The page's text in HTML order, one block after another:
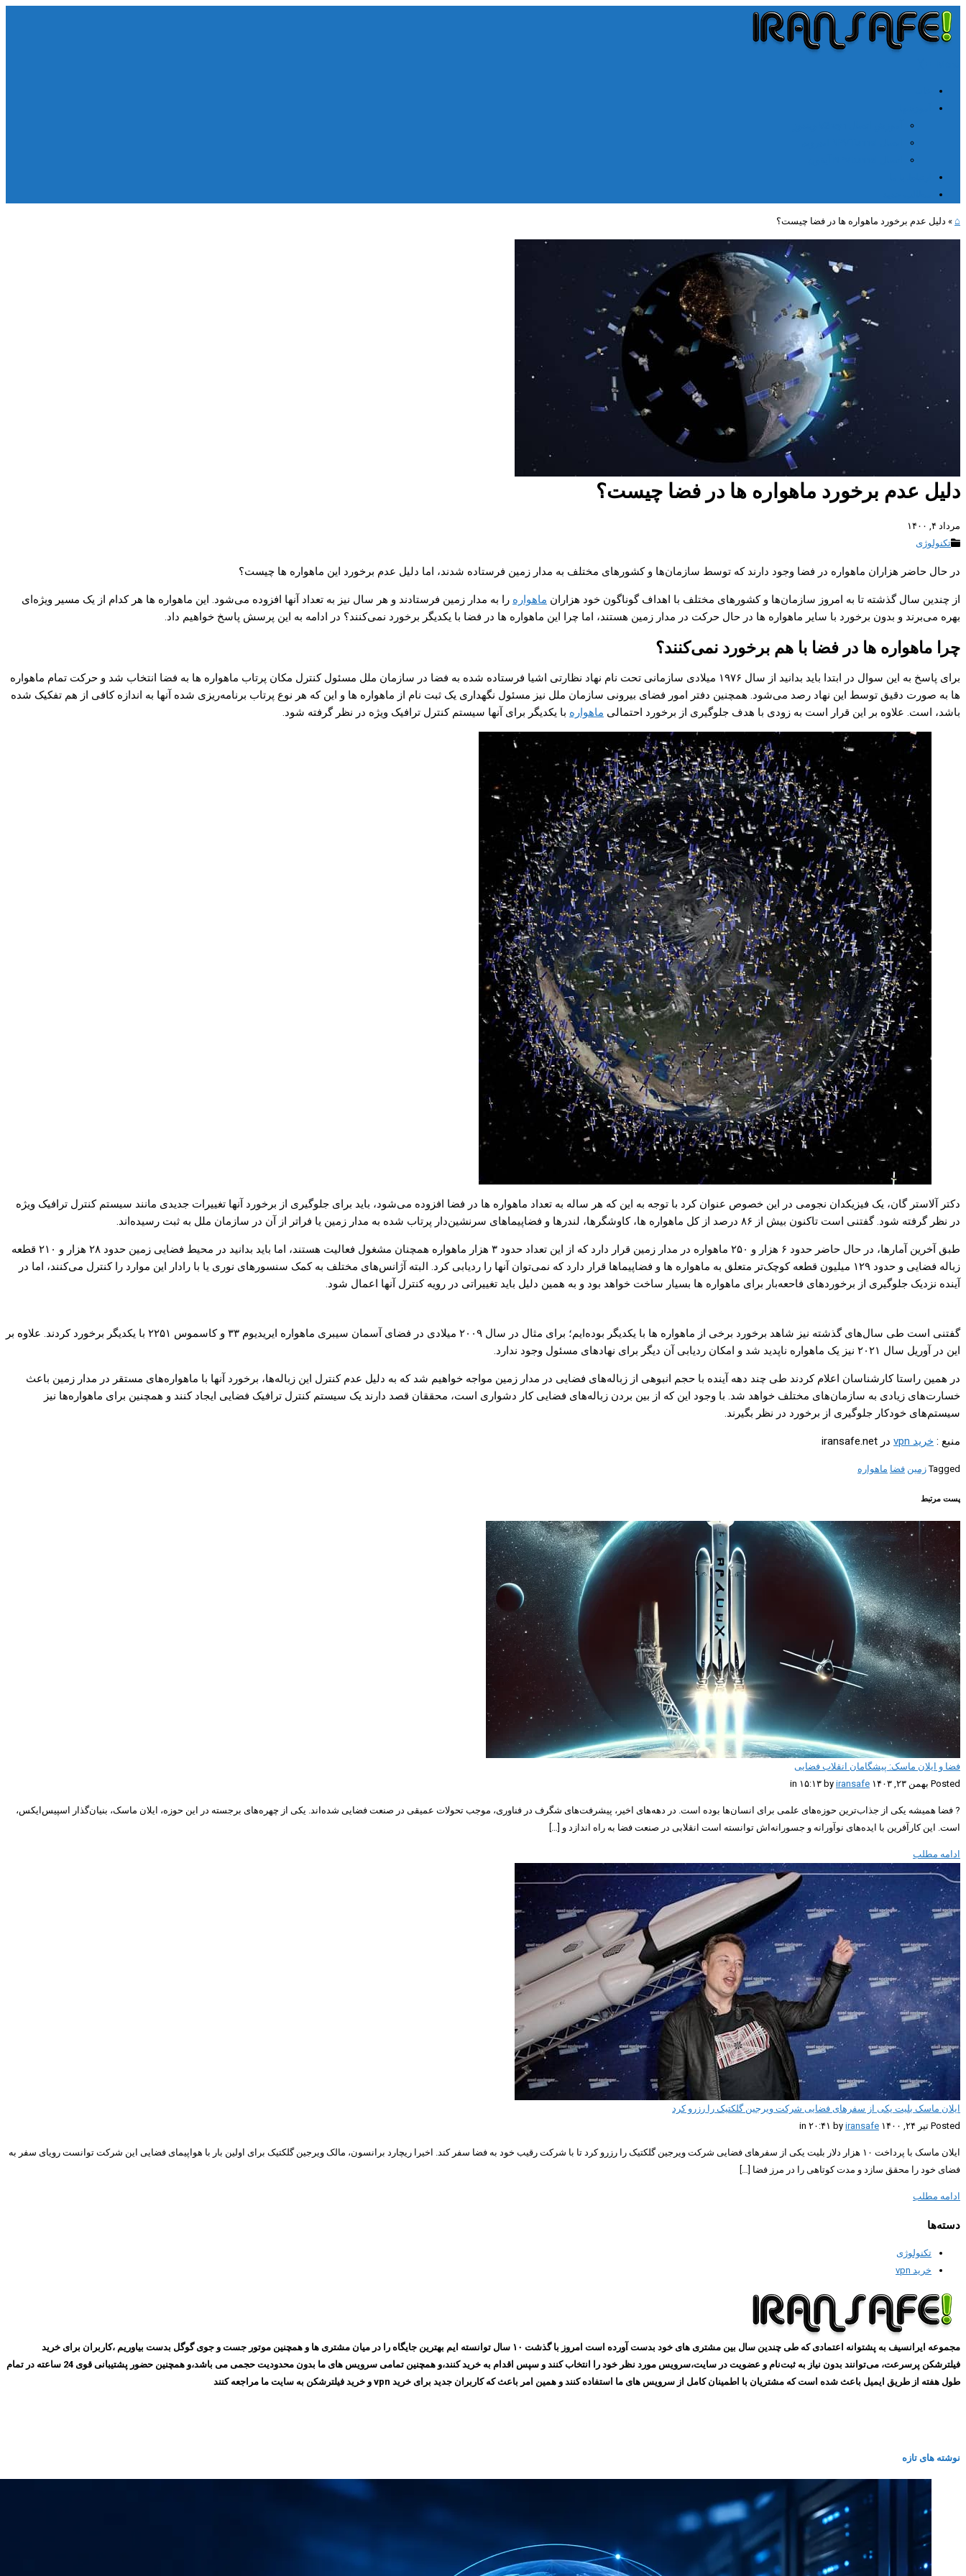
⌂
» دلیل عدم برخورد ماهواره ها در فضا چیست؟
دلیل عدم برخورد ماهواره ها در فضا چیست؟
مرداد ۴, ۱۴۰۰
تکنولوژی
در حال حاضر هزاران ماهواره در فضا وجود دارند که توسط سازمان‌ها و کشورهای مختلف به مدار زمین فرستاده شدند، اما دلیل عدم برخورد این ماهواره ها چیست؟
از چندین سال گذشته تا به امروز سازمان‌ها و کشورهای مختلف با اهداف گوناگون خود هزاران ماهواره را به مدار زمین فرستادند و هر سال نیز به تعداد آنها افزوده می‌شود. این ماهواره ها هر کدام از یک مسیر ویژه‌ای
بهره می‌برند و بدون برخورد با سایر ماهواره ها در حال حرکت در مدار زمین هستند، اما چرا این ماهواره ها در فضا با یکدیگر برخورد نمی‌کنند؟ در ادامه به این پرسش پاسخ خواهیم داد.
چرا ماهواره ها در فضا با هم برخورد نمی‌کنند؟
برای پاسخ به این سوال در ابتدا باید بدانید از سال ۱۹۷۶ میلادی سازمانی تحت نام نهاد نظارتی اشیا فرستاده شده به فضا در سازمان ملل مسئول کنترل مکان پرتاب ماهواره ها به فضا انتخاب شد و حرکت تمام ماهواره
ها به صورت دقیق توسط این نهاد رصد می‌شود. همچنین دفتر امور فضای بیرونی سازمان ملل نیز مسئول نگهداری یک ثبت نام از ماهواره ها و این که هر نوع پرتاب برنامه‌ریزی شده آنها به اندازه کافی از هم تفکیک شده
باشد، است. علاوه بر این قرار است به زودی با هدف جلوگیری از برخورد احتمالی ماهواره با یکدیگر برای آنها سیستم کنترل ترافیک ویژه در نظر گرفته شود.
دکتر آلاستر گان، یک فیزیکدان نجومی در این خصوص عنوان کرد با توجه به این که هر ساله به تعداد ماهواره ها در فضا افزوده می‌شود، باید برای جلوگیری از برخورد آنها تغییرات جدیدی مانند سیستم کنترل ترافیک ویژه
در نظر گرفته شود. گفتنی است تاکنون بیش از ۸۶ درصد از کل ماهواره ها، کاوشگرها، لندرها و فضاپیماهای سرنشین‌دار پرتاب شده به مدار زمین یا فراتر از آن در سازمان ملل به ثبت رسیده‌اند.
طبق آخرین آمارها، در حال حاضر حدود ۶ هزار و ۲۵۰ ماهواره در مدار زمین قرار دارد که از این تعداد حدود ۳ هزار ماهواره همچنان مشغول فعالیت هستند، اما باید بدانید در محیط فضایی زمین حدود ۲۸ هزار و ۲۱۰ قطعه
زباله فضایی و حدود ۱۲۹ میلیون قطعه کوچک‌تر متعلق به ماهواره ها و فضاپیماها قرار دارد که نمی‌توان آنها را ردیابی کرد. البته آژانس‌های مختلف به کمک سنسورهای نوری یا با رادار این موارد را کنترل می‌کنند، اما در
آینده نزدیک جلوگیری از برخورد‌های فاحعه‌بار برای ماهواره ها بسیار ساخت خواهد بود و به همین دلیل باید تغییراتی در رویه کنترل آنها اعمال شود.
گفتنی است طی سال‌های گذشته نیز شاهد برخورد برخی از ماهواره ها با یکدیگر بوده‌ایم؛ برای مثال در سال ۲۰۰۹ میلادی در فضای آسمان سیبری ماهواره ایریدیوم ۳۳ و کاسموس ۲۲۵۱ با یکدیگر برخورد کردند. علاوه بر
این در آوریل سال ۲۰۲۱ نیز یک ماهواره ناپدید شد و امکان ردیابی آن دیگر برای نهادهای مسئول وجود ندارد.
در همین راستا کارشناسان اعلام کردند طی چند دهه آینده با حجم انبوهی از زباله‌های فضایی در مدار زمین مواجه خواهیم شد که به دلیل عدم کنترل این زباله‌ها، برخورد آنها با ماهواره‌های مستقر در مدار زمین باعث
خسارت‌های زیادی به سازمان‌های مختلف خواهد شد. با وجود این که از بین بردن زباله‌های فضایی کار دشواری است، محققان قصد دارند یک سیستم کنترل ترافیک فضایی ایجاد کنند و همچنین برای ماهواره‌ها نیز
سیستم‌های خودکار جلوگیری از برخورد در نظر بگیرند.
منبع : خرید vpn در iransafe.net
Tagged زمین فضا ماهواره
پست مرتبط
فضا و ایلان ماسک: پیشگامان انقلاب فضایی
Posted بهمن ۲۳, ۱۴۰۳ in ۱۵:۱۳ by
iransafe
? فضا همیشه یکی از جذاب‌ترین حوزه‌های علمی برای انسان‌ها بوده است. در دهه‌های اخیر، پیشرفت‌های شگرف در فناوری، موجب تحولات عمیقی در صنعت فضایی شده‌اند. یکی از چهره‌های برجسته در این حوزه، ایلان ماسک، بنیان‌گذار اسپیس‌ایکس،
است. این کارآفرین با ایده‌های نوآورانه و جسورانه‌اش توانسته است انقلابی در صنعت فضا به راه اندازد و […]
ادامه مطلب
ایلان ماسک بلیت یکی از سفرهای فضایی شرکت ویرجین گلکتیک را رزرو کرد
Posted تیر ۲۴, ۱۴۰۰ in ۲۰:۴۱ by
iransafe
ایلان ماسک با پرداخت ۱۰ هزار دلار بلیت یکی از سفرهای فضایی شرکت ویرجین گلکتیک را رزرو کرد تا با شرکت رقیب خود به فضا سفر کند. اخیرا ریچارد برانسون، مالک ویرجین گلکتیک برای اولین بار با هواپیمای فضایی این شرکت توانست رویای سفر به
فضای خود را محقق سازد و مدت کوتاهی را در مرز فضا […]
ادامه مطلب
دسته‌ها
تکنولوژی
خرید vpn
مجموعه ایرانسیف به پشتوانه اعتمادی که طی چندین سال بین مشتری های خود بدست آورده است امروز با گذشت ۱۰ سال توانسته ایم بهترین جایگاه را در میان مشتری ها و همچنین موتور جست و جوی گوگل بدست بیاوریم ،کاربران برای خرید
فیلترشکن پرسرعت، می‌توانند بدون نیاز به ثبت‌نام و عضویت در سایت،سرویس مورد نظر خود را انتخاب کنند و سپس اقدام به خرید کنند،و همچنین تمامی سرویس های ما بدون محدودیت حجمی می باشد،و همچنین حضور پشتیبانی قوی 24 ساعته در تمام
طول هفته از طریق ایمیل باعث شده است که مشتریان با اطمینان کامل از سرویس های ما استفاده کنند و همین امر باعث که کاربران جدید برای خرید vpn و خرید فیلترشکن به سایت ما مراجعه کنند
نوشته های تازه